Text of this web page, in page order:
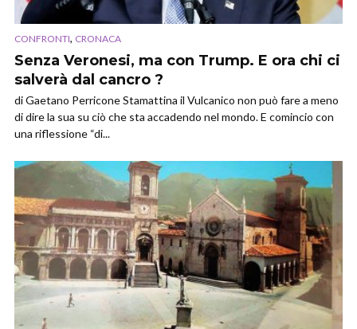
CONFRONTI, CRONACA
Senza Veronesi, ma con Trump. E ora chi ci
salverà dal cancro ?
di Gaetano Perricone Stamattina il Vulcanico non può fare a meno
di dire la sua su ciò che sta accadendo nel mondo. E comincio con
una riflessione “di...